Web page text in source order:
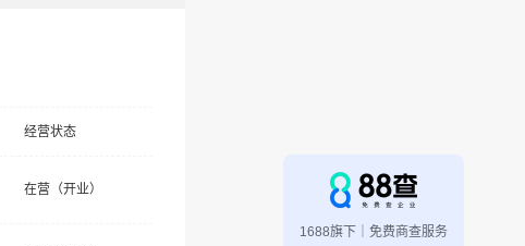
经营状态
在营（开业）
1688旗下｜免费商查服务